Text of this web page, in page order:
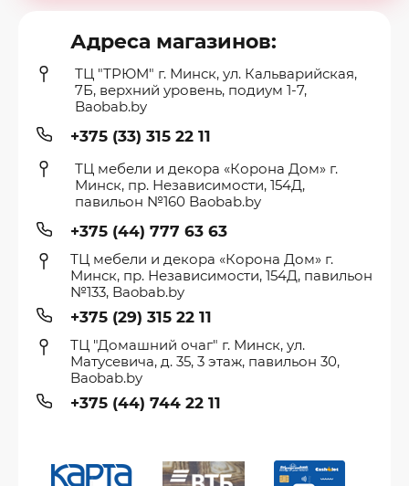
Адреса магазинов:
ТЦ "ТРЮМ" г. Минск, ул. Кальварийская,
7Б, верхний уровень, подиум 1-7,
Baobab.by
+375 (33) 315 22 11
ТЦ мебели и декора «Корона Дом» г.
Минск, пр. Независимости, 154Д,
павильон №160 Baobab.by
+375 (44) 777 63 63
ТЦ мебели и декора «Корона Дом» г.
Минск, пр. Независимости, 154Д, павильон
№133, Baobab.by
+375 (29) 315 22 11
ТЦ "Домашний очаг" г. Минск, ул.
Матусевича, д. 35, 3 этаж, павильон 30,
Baobab.by
+375 (44) 744 22 11